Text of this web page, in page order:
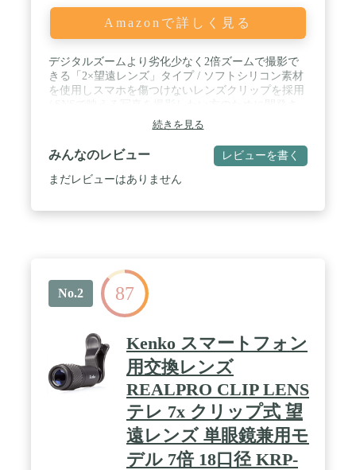
Amazonで詳しく見る
デジタルズームより劣化少なく2倍ズームで撮影で
きる「2×望遠レンズ」タイプ / ソフトシリコン素材
を使用しスマホを傷つけないレンズクリップを採用
れたスマートフォン用レンズシリーズ / 対応デバイ
ス:厚さ14mmかつレンズ中心が本体の端から27mm
以下のもの / スマホに挟むだけの簡単取付。デュア
ルレンズにも対応したクリップデザイン。 / 独特な
デザインのクリップを採用し、デュアルカメラの形
続きを見る
みんなのレビュー レビューを書く
まだレビューはありません
No.2 87
Kenko スマートフォン
用交換レンズ
REALPRO CLIP LENS
テレ 7x クリップ式 望
遠レンズ 単眼鏡兼用モ
デル 7倍 18口径 KRP-